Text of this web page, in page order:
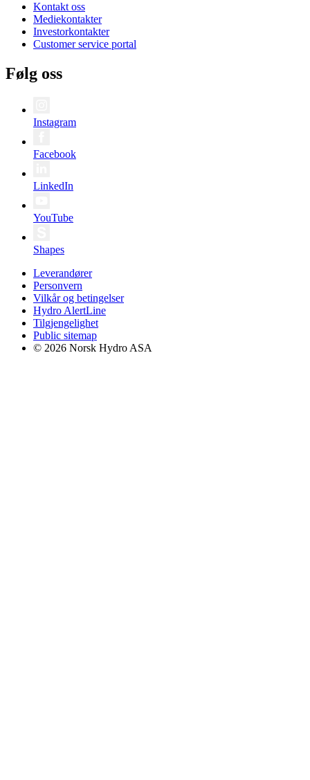
Kontakt oss
Mediekontakter
Investorkontakter
Customer service portal
Følg oss
Instagram
Facebook
LinkedIn
YouTube
Shapes
Leverandører
Personvern
Vilkår og betingelser
Hydro AlertLine
Tilgjengelighet
Public sitemap
© 2026 Norsk Hydro ASA